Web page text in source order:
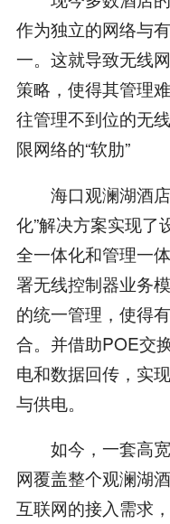
作为独立的网络与
一。这就导致无线
策略，使得其管理
往管理不到位的无
限网络的“软肋”
海口观澜湖酒店
化”解决方案实现了
全一体化和管理一
署无线控制器业务
的统一管理，使得
合。并借助POE交
电和数据回传，实
与供电。
如今，一套高宽
网覆盖整个观澜湖
互联网的接入需求